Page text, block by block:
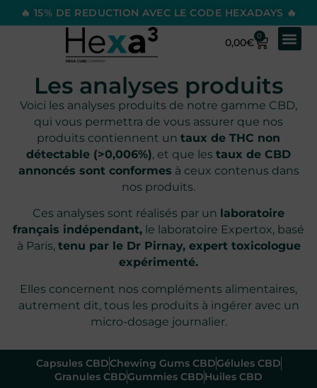
🔥 15% DE REDUCTION AVEC LE CODE HEXADAYS 🔥
0,00€
0
Les analyses produits
Voici les analyses produits de notre gamme CBD,
qui vous permettra de vous assurer que nos
produits contiennent un taux de THC non
détectable (>0,006%), et que les taux de CBD
annoncés sont conformes à ceux contenus dans
nos produits.
Ces analyses sont réalisés par un laboratoire
français indépendant, le laboratoire Expertox, basé
à Paris, tenu par le Dr Pirnay, expert toxicologue
expérimenté.
Elles concernent nos compléments alimentaires,
autrement dit, tous les produits à ingérer avec un
micro-dosage journalier.
Capsules CBDChewing Gums CBDGélules CBD
Granules CBDGummies CBDHuiles CBD